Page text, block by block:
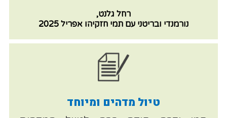
רחל גלנט,
נורמנדי ובריטני עם תמי חזקיהו אפריל 2025
טיול מדהים ומיוחד